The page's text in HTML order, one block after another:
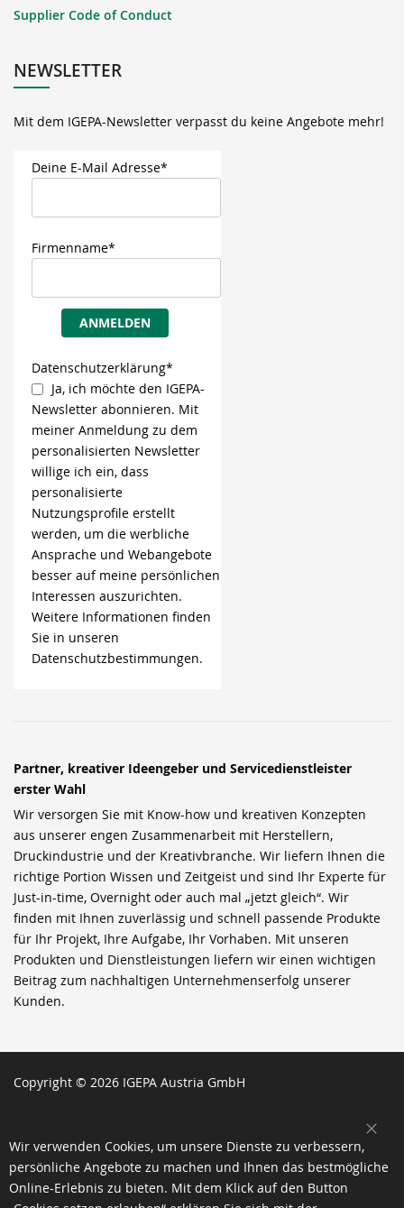
Supplier Code of Conduct
NEWSLETTER
Mit dem IGEPA-Newsletter verpasst du keine Angebote mehr!
Deine E-Mail Adresse*
Firmenname*
ANMELDEN
Datenschutzerklärung*
Ja, ich möchte den IGEPA-
Newsletter abonnieren. Mit
meiner Anmeldung zu dem
personalisierten Newsletter
willige ich ein, dass
personalisierte
Nutzungsprofile erstellt
werden, um die werbliche
Ansprache und Webangebote
besser auf meine persönlichen
Interessen auszurichten.
Weitere Informationen finden
Sie in unseren
Datenschutzbestimmungen.
Partner, kreativer Ideengeber und Servicedienstleister
erster Wahl
Wir versorgen Sie mit Know-how und kreativen Konzepten
aus unserer engen Zusammenarbeit mit Herstellern,
Druckindustrie und der Kreativbranche. Wir liefern Ihnen die
richtige Portion Wissen und Zeitgeist und sind Ihr Experte für
Just-in-time, Overnight oder auch mal „jetzt gleich“. Wir
finden mit Ihnen zuverlässig und schnell passende Produkte
für Ihr Projekt, Ihre Aufgabe, Ihr Vorhaben. Mit unseren
Produkten und Dienstleistungen liefern wir einen wichtigen
Beitrag zum nachhaltigen Unternehmenserfolg unserer
Kunden.
Copyright © 2026 IGEPA Austria GmbH
Wir verwenden Cookies, um unsere Dienste zu verbessern,
persönliche Angebote zu machen und Ihnen das bestmögliche
Online-Erlebnis zu bieten. Mit dem Klick auf den Button